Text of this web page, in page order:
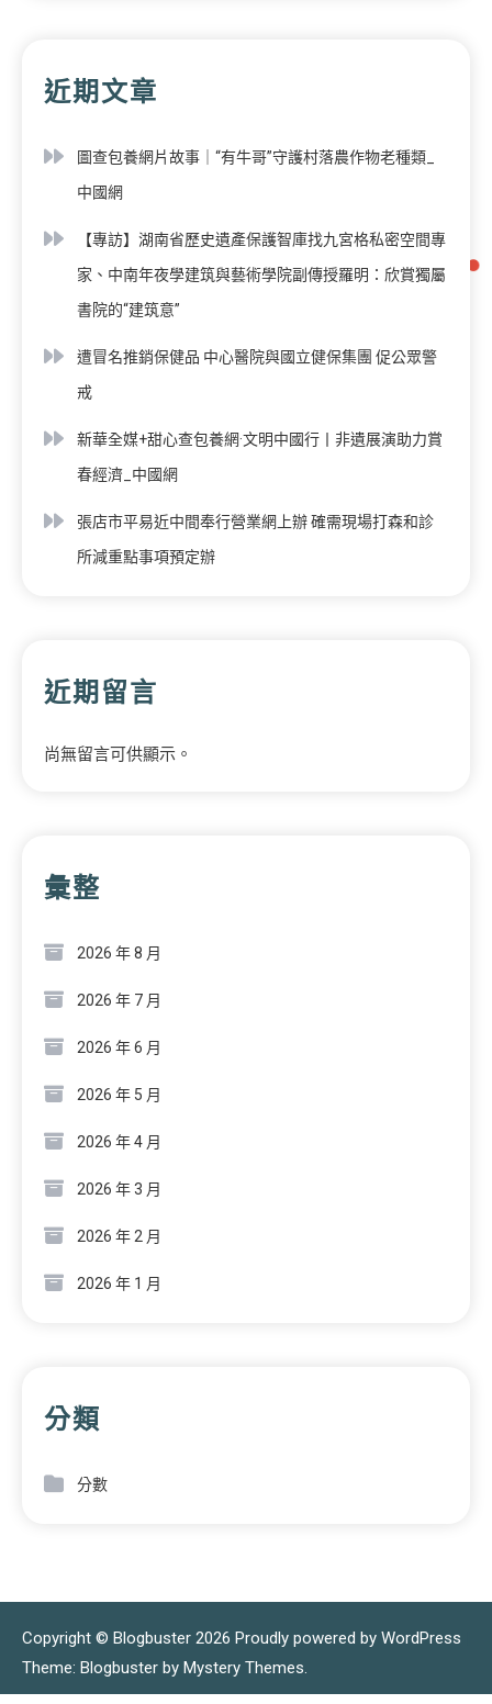
近期文章
圖查包養網片故事｜“有牛哥”守護村落農作物老種類_
中國網
【專訪】湖南省歷史遺產保護智庫找九宮格私密空間專
家、中南年夜學建筑與藝術學院副傳授羅明：欣賞獨屬
書院的“建筑意”
遭冒名推銷保健品 中心醫院與國立健保集團 促公眾警
戒
新華全媒+甜心查包養網·文明中國行丨非遺展演助力賞
春經濟_中國網
張店市平易近中間奉行營業網上辦 確需現場打森和診
所減重點事項預定辦
近期留言
尚無留言可供顯示。
彙整
2026 年 8 月
2026 年 7 月
2026 年 6 月
2026 年 5 月
2026 年 4 月
2026 年 3 月
2026 年 2 月
2026 年 1 月
分類
分數
Copyright © Blogbuster 2026 Proudly powered by WordPress
Theme: Blogbuster by Mystery Themes